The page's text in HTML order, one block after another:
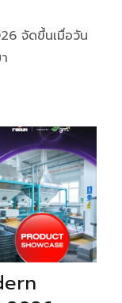
จัดขึ้นเมื่อวัน